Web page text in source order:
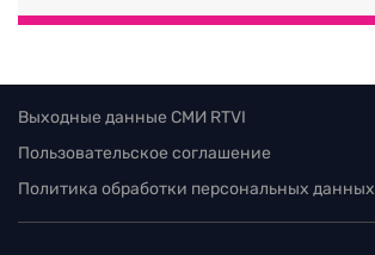
Выходные данные СМИ RTVI
Пользовательское соглашение
Политика обработки персональных данных